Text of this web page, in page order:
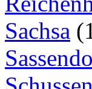
Sachsa